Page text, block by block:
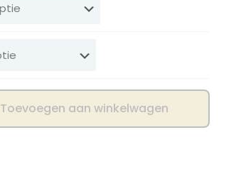
Toevoegen aan winkelwagen